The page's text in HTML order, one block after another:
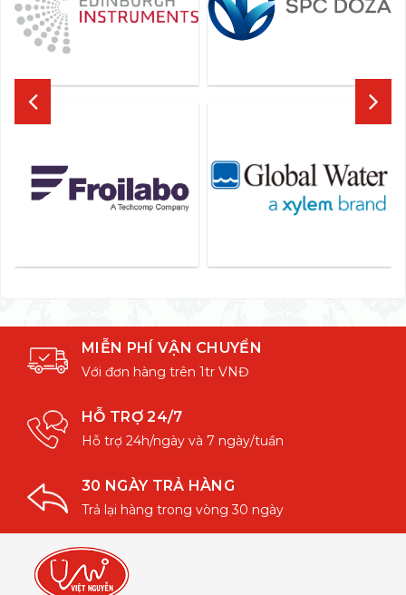
MIỄN PHÍ VẬN CHUYỂN
Với đơn hàng trên 1tr VNĐ
HỖ TRỢ 24/7
Hỗ trợ 24h/ngày và 7 ngày/tuần
30 NGÀY TRẢ HÀNG
Trả lại hàng trong vòng 30 ngày